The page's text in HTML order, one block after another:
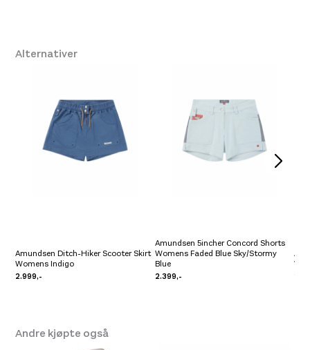
Alternativer
Amundsen Ditch-Hiker Scooter Skirt
Womens Indigo
2.999,-
Amundsen 5incher Concord Shorts
Womens Faded Blue Sky/Stormy
Blue
2.399,-
Andre kjøpte også